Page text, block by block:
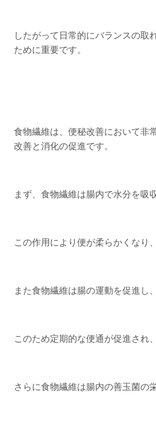
したがって日常的にバランスの取
ために重要です。
食物繊維は、便秘改善において非
改善と消化の促進です。
まず、食物繊維は腸内で水分を吸
この作用により便が柔らかくなり
また食物繊維は腸の運動を促進し
このため定期的な便通が促進され
さらに食物繊維は腸内の善玉菌の